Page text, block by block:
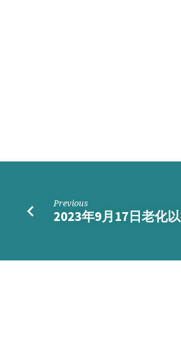
手
摸
Previous
2023年9月17日老化